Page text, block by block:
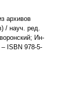
архивов
/ науч. ред.
Ин-
ISBN 978-5-